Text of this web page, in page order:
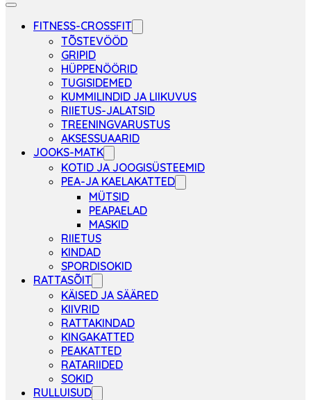
FITNESS-CROSSFIT
TÕSTEVÖÖD
GRIPID
HÜPPENÖÖRID
TUGISIDEMED
KUMMILINDID JA LIIKUVUS
RIIETUS-JALATSID
TREENINGVARUSTUS
AKSESSUAARID
JOOKS-MATK
KOTID JA JOOGISÜSTEEMID
PEA-JA KAELAKATTED
MÜTSID
PEAPAELAD
MASKID
RIIETUS
KINDAD
SPORDISOKID
RATTASÕIT
KÄISED JA SÄÄRED
KIIVRID
RATTAKINDAD
KINGAKATTED
PEAKATTED
RATARIIDED
SOKID
RULLUISUD